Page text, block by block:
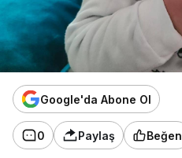
Google'da Abone Ol
0 Paylaş Beğen